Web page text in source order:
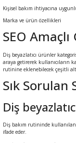
Kişisel bakım ihtiyacına
Marka ve ürün özellikleri
SEO Amaçlı
Diş beyazlatıcı ürünler
araya getirerek kullanıcıların
rutinine eklenebilecek çeşitli
Sık Sorulan
Diş
Diş bakım rutininde
ifade eder.